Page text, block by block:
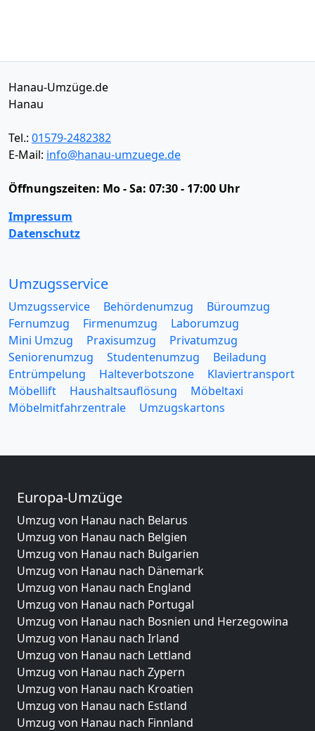
Hanau-Umzüge.de
Hanau
Tel.: 01579-2482382
E-Mail: info@hanau-umzuege.de
Öffnungszeiten: Mo - Sa: 07:30 - 17:00 Uhr
Impressum
Datenschutz
Umzugsservice
Umzugsservice Behördenumzug
Büroumzug
Fernumzug
Firmenumzug
Laborumzug
Mini Umzug
Praxisumzug
Privatumzug
Seniorenumzug
Studentenumzug
Beiladung
Entrümpelung
Halteverbotszone
Klaviertransport
Möbellift
Haushaltsauflösung
Möbeltaxi
Möbelmitfahrzentrale
Umzugskartons
Europa-Umzüge
Umzug von Hanau nach Belarus
Umzug von Hanau nach Belgien
Umzug von Hanau nach Bulgarien
Umzug von Hanau nach Dänemark
Umzug von Hanau nach England
Umzug von Hanau nach Portugal
Umzug von Hanau nach Bosnien und Herzegowina
Umzug von Hanau nach Irland
Umzug von Hanau nach Lettland
Umzug von Hanau nach Zypern
Umzug von Hanau nach Kroatien
Umzug von Hanau nach Estland
Umzug von Hanau nach Finnland